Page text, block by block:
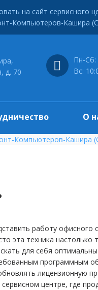
д. 70
Пн-Сб:
Вс:
О
на сайт сервисного
Компьютеров-Кашира
Компьютеров-Кашира
работу офисного
эта техника
для себя
программным
лицензионную
центре, где